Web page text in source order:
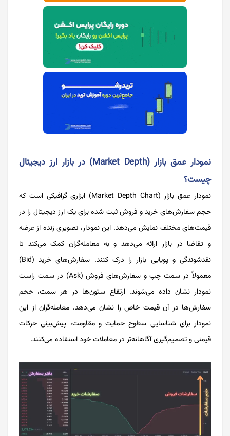
نمودار عمق بازار (Market Depth) در بازار ارز دیجیتال
چیست؟
نمودار عمق بازار (Market Depth Chart) ابزاری گرافیکی است که
حجم سفارش‌های خرید و فروش ثبت شده برای یک ارز دیجیتال را در
قیمت‌های مختلف نمایش می‌دهد. این نمودار، تصویری زنده از عرضه
و تقاضا در بازار ارائه می‌دهد و به معامله‌گران کمک می‌کند تا
نقدشوندگی و پویایی بازار را درک کنند. سفارش‌های خرید (Bid)
معمولاً در سمت چپ و سفارش‌های فروش (Ask) در سمت راست
نمودار نشان داده می‌شوند. ارتفاع ستون‌ها در هر سمت، حجم
سفارش‌ها در آن قیمت خاص را نشان می‌دهد. معامله‌گران از این
نمودار برای شناسایی سطوح حمایت و مقاومت، پیش‌بینی حرکات
قیمتی و تصمیم‌گیری آگاهانه‌تر در معاملات خود استفاده می‌کنند.